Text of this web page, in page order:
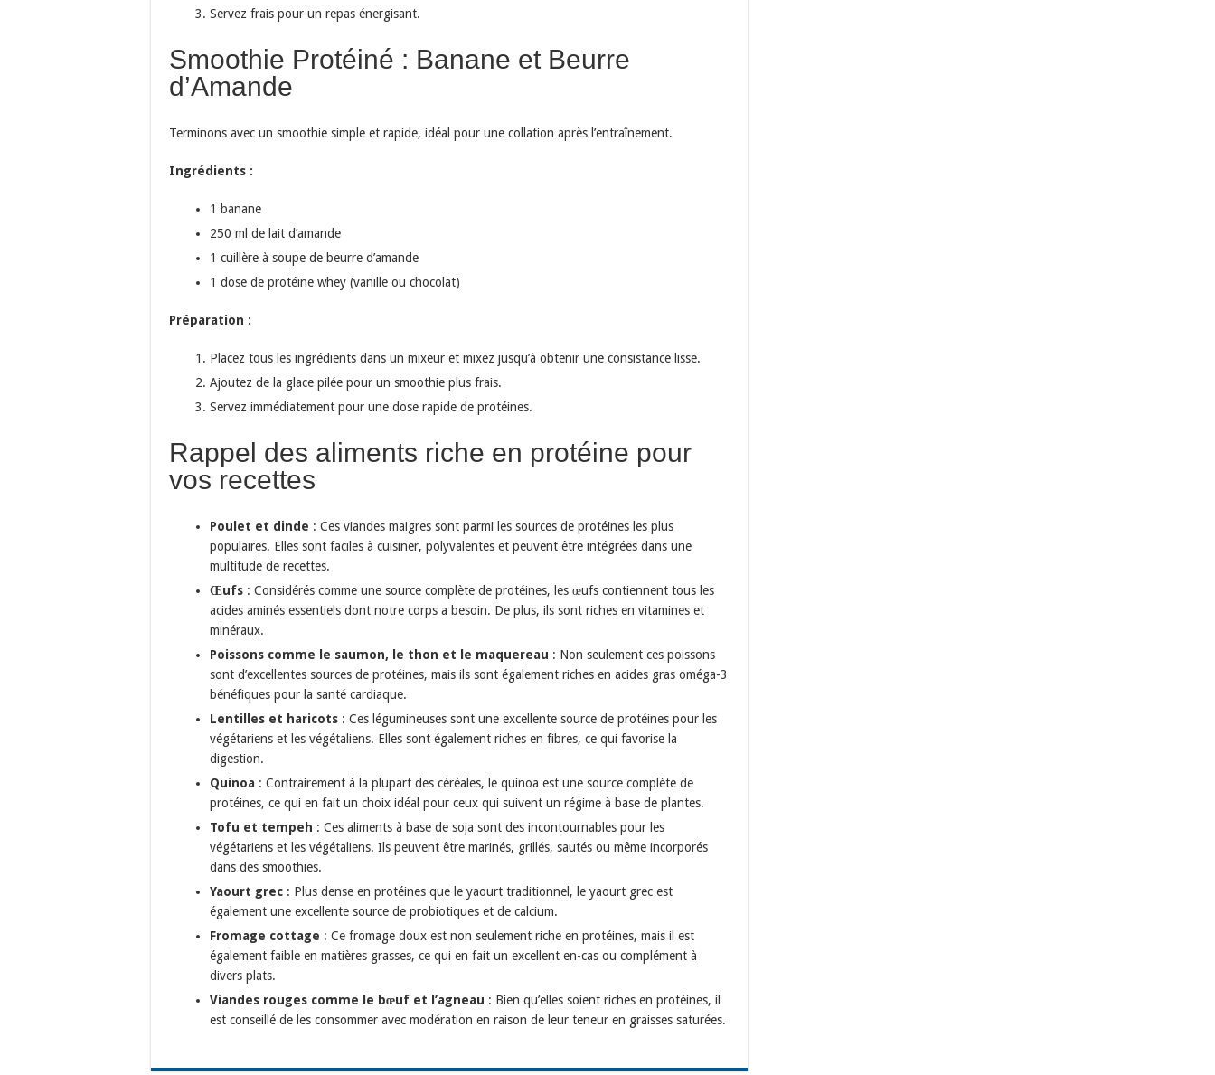
Servez frais pour un repas énergisant.
Smoothie Protéiné : Banane et Beurre
d’Amande
Terminons avec un smoothie simple et rapide, idéal pour une collation après l’entraînement.
Ingrédients :
1 banane
250 ml de lait d’amande
1 cuillère à soupe de beurre d’amande
1 dose de protéine whey (vanille ou chocolat)
Préparation :
Placez tous les ingrédients dans un mixeur et mixez jusqu’à obtenir une consistance lisse.
Ajoutez de la glace pilée pour un smoothie plus frais.
Servez immédiatement pour une dose rapide de protéines.
Rappel des aliments riche en protéine pour
vos recettes
Poulet et dinde : Ces viandes maigres sont parmi les sources de protéines les plus
populaires. Elles sont faciles à cuisiner, polyvalentes et peuvent être intégrées dans une
multitude de recettes.
Œufs : Considérés comme une source complète de protéines, les œufs contiennent tous les
acides aminés essentiels dont notre corps a besoin. De plus, ils sont riches en vitamines et
minéraux.
Poissons comme le saumon, le thon et le maquereau : Non seulement ces poissons
sont d’excellentes sources de protéines, mais ils sont également riches en acides gras oméga-3
bénéfiques pour la santé cardiaque.
Lentilles et haricots : Ces légumineuses sont une excellente source de protéines pour les
végétariens et les végétaliens. Elles sont également riches en fibres, ce qui favorise la
digestion.
Quinoa : Contrairement à la plupart des céréales, le quinoa est une source complète de
protéines, ce qui en fait un choix idéal pour ceux qui suivent un régime à base de plantes.
Tofu et tempeh : Ces aliments à base de soja sont des incontournables pour les
végétariens et les végétaliens. Ils peuvent être marinés, grillés, sautés ou même incorporés
dans des smoothies.
Yaourt grec : Plus dense en protéines que le yaourt traditionnel, le yaourt grec est
également une excellente source de probiotiques et de calcium.
Fromage cottage : Ce fromage doux est non seulement riche en protéines, mais il est
également faible en matières grasses, ce qui en fait un excellent en-cas ou complément à
divers plats.
Viandes rouges comme le bœuf et l’agneau : Bien qu’elles soient riches en protéines, il
est conseillé de les consommer avec modération en raison de leur teneur en graisses saturées.